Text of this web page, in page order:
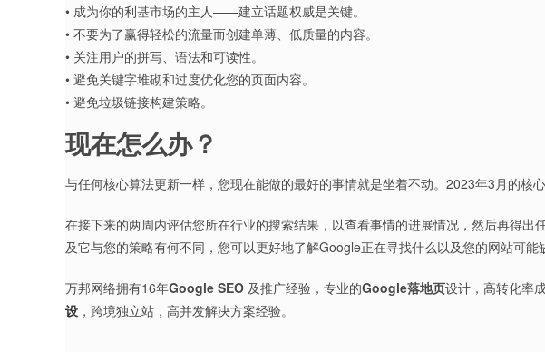
• 成为你的利基市场的主人——建立话题权威是关键。
• 不要为了赢得轻松的流量而创建单薄、低质量的内容。
• 关注用户的拼写、语法和可读性。
• 避免关键字堆砌和过度优化您的页面内容。
• 避免垃圾链接构建策略。
现在怎么办？
与任何核心算法更新一样，您现在能做的最好的事情就是坐着不动。2023年3月的核
在接下来的两周内评估您所在行业的搜索结果，以查看事情的进展情况，然后再得
及它与您的策略有何不同，您可以更好地了解Google正在寻找什么以及您的网站可能
万邦网络拥有16年Google SEO 及推广经验，专业的Google落地页设计，高转化率
设 ，跨境独立站，高并发解决方案经验。